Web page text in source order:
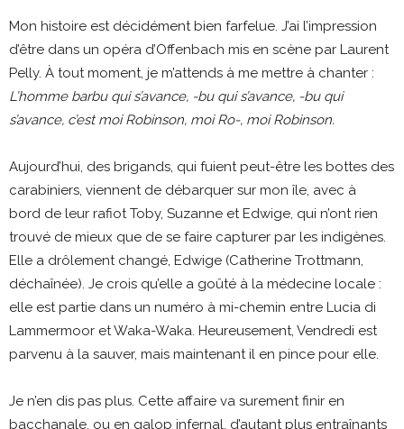
Mon histoire est décidément bien farfelue. J’ai l’impression
d’être dans un opéra d’Offenbach mis en scène par Laurent
Pelly. À tout moment, je m’attends à me mettre à chanter :
L’homme barbu qui s’avance, -bu qui s’avance, -bu qui
s’avance, c’est moi Robinson, moi Ro-, moi Robinson.
Aujourd’hui, des brigands, qui fuient peut-être les bottes des
carabiniers, viennent de débarquer sur mon île, avec à
bord de leur rafiot Toby, Suzanne et Edwige, qui n’ont rien
trouvé de mieux que de se faire capturer par les indigènes.
Elle a drôlement changé, Edwige (Catherine Trottmann,
déchaînée). Je crois qu’elle a goûté à la médecine locale :
elle est partie dans un numéro à mi-chemin entre Lucia di
Lammermoor et Waka-Waka. Heureusement, Vendredi est
parvenu à la sauver, mais maintenant il en pince pour elle.
Je n’en dis pas plus. Cette affaire va surement finir en
bacchanale, ou en galop infernal, d’autant plus entraînants